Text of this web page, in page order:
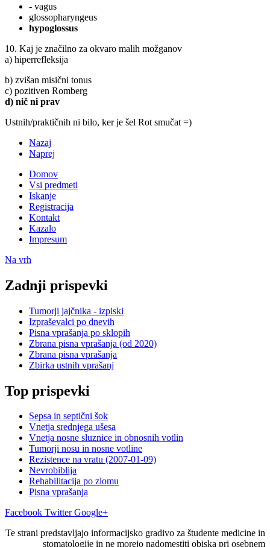
- vagus
glossopharyngeus
hypoglossus
10. Kaj je značilno za okvaro malih možganov
a) hiperrefleksija
b) zvišan misični tonus
c) pozitiven Romberg
d) nič ni prav
Ustnih/praktičnih ni bilo, ker je šel Rot smučat =)
Nazaj
Naprej
Domov
Vsi predmeti
Iskanje
Registracija
Kontakt
Kazalo
Impresum
Na vrh
Zadnji prispevki
Tumorji jajčnika - izpiski
Izpraševalci po dnevih
Pisna vprašanja po sklopih
Zbrana pisna vprašanja (od 2020)
Zbrana pisna vprašanja
Zbirka ustnih vprašanj
Top prispevki
Sepsa in septični šok
Vnetja srednjega ušesa
Vnetja nosne sluznice in obnosnih votlin
Tumorji nosu in nosne votline
Rezistence na vratu (2007-01-09)
Nevrobiblija
Rehabilitacija po zlomu
Pisna vprašanja
Facebook Twitter Google+
Te strani predstavljajo informacijsko gradivo za študente medicine in
stomatologije in ne morejo nadomestiti obiska pri osebnem